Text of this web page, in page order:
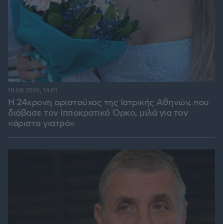
Η 24χρονη αριστούχος της Ιατρικής Αθηνών, που
διάβασε τον Ιπποκρατικό Όρκο, μιλά για τον
«άριστο γιατρό»
10.08.2026, 14:01